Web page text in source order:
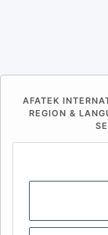
AFATEK
REGION &
CH (IT)